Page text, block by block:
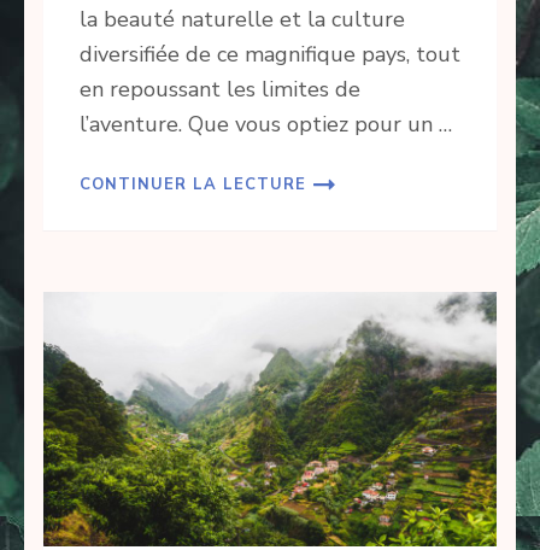
la beauté naturelle et la culture
diversifiée de ce magnifique pays, tout
en repoussant les limites de
l’aventure. Que vous optiez pour un …
CONTINUER LA LECTURE